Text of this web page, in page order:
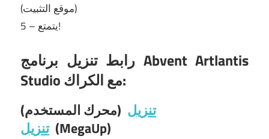
(موقع التثبيت)
5 – يتمتع!
رابط تنزيل برنامج Abvent Artlantis
Studio مع الكراك:
تنزيل (محرك المستخدم)
تنزيل(MegaUp)